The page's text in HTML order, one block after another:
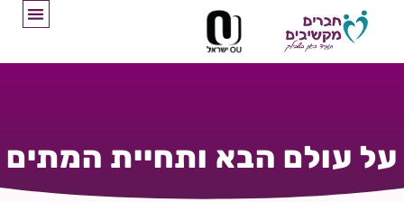
על עולם הבא ותחיית המתים